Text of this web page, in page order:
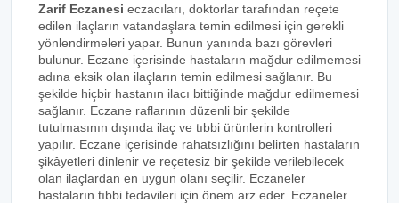
Zarif Eczanesi eczacıları, doktorlar tarafından reçete
edilen ilaçların vatandaşlara temin edilmesi için gerekli
yönlendirmeleri yapar. Bunun yanında bazı görevleri
bulunur. Eczane içerisinde hastaların mağdur edilmemesi
adına eksik olan ilaçların temin edilmesi sağlanır. Bu
şekilde hiçbir hastanın ilacı bittiğinde mağdur edilmemesi
sağlanır. Eczane raflarının düzenli bir şekilde
tutulmasının dışında ilaç ve tıbbi ürünlerin kontrolleri
yapılır. Eczane içerisinde rahatsızlığını belirten hastaların
şikâyetleri dinlenir ve reçetesiz bir şekilde verilebilecek
olan ilaçlardan en uygun olanı seçilir. Eczaneler
hastaların tıbbi tedavileri için önem arz eder. Eczaneler